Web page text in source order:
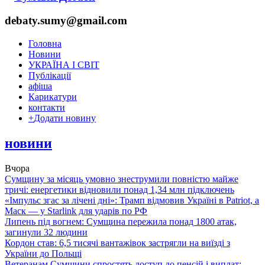
debaty.sumy@gmail.com
Головна
Новини
УКРАЇНА І СВІТ
Публікації
афіша
Карикатури
контакти
+Додати новину
новини
Вчора
Сумщину за місяць умовно знеструмили повністю майже
тричі: енергетики відновили понад 1,34 млн підключень
«Імпульс згас за лічені дні»: Трамп відмовив Україні в Patriot, а
Маск — у Starlink для ударів по РФ
Липень під вогнем: Сумщина пережила понад 1800 атак,
загинули 32 людини
Кордон став: 6,5 тисячі вантажівок застрягли на виїзді з
України до Польщі